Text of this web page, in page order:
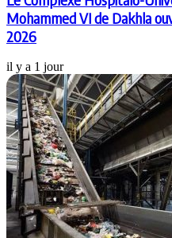
Mohammed VI de Dakhla
2026
il y a 1 jour